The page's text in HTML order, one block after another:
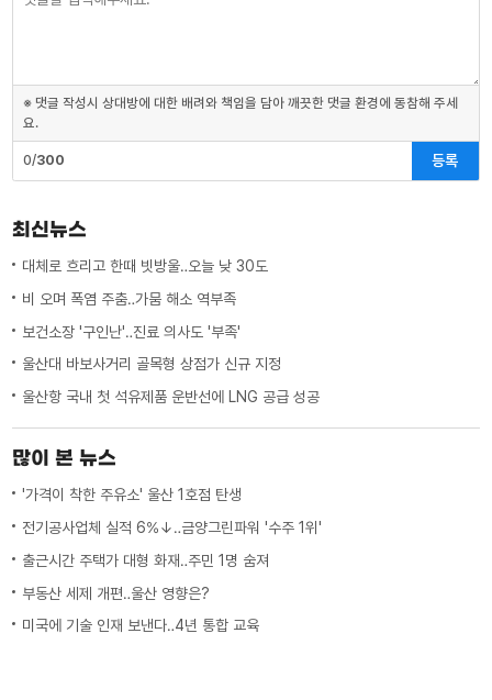
※ 댓글 작성시 상대방에 대한 배려와 책임을 담아 깨끗한 댓글 환경에 동참해 주세
요.
0/300 등록
최신뉴스
대체로 흐리고 한때 빗방울‥오늘 낮 30도
비 오며 폭염 주춤‥가뭄 해소 역부족
보건소장 '구인난'‥진료 의사도 '부족'
울산대 바보사거리 골목형 상점가 신규 지정
울산항 국내 첫 석유제품 운반선에 LNG 공급 성공
많이 본 뉴스
'가격이 착한 주유소' 울산 1호점 탄생
전기공사업체 실적 6%↓‥금양그린파워 '수주 1위'
출근시간 주택가 대형 화재‥주민 1명 숨져
부동산 세제 개편‥울산 영향은?
미국에 기술 인재 보낸다‥4년 통합 교육